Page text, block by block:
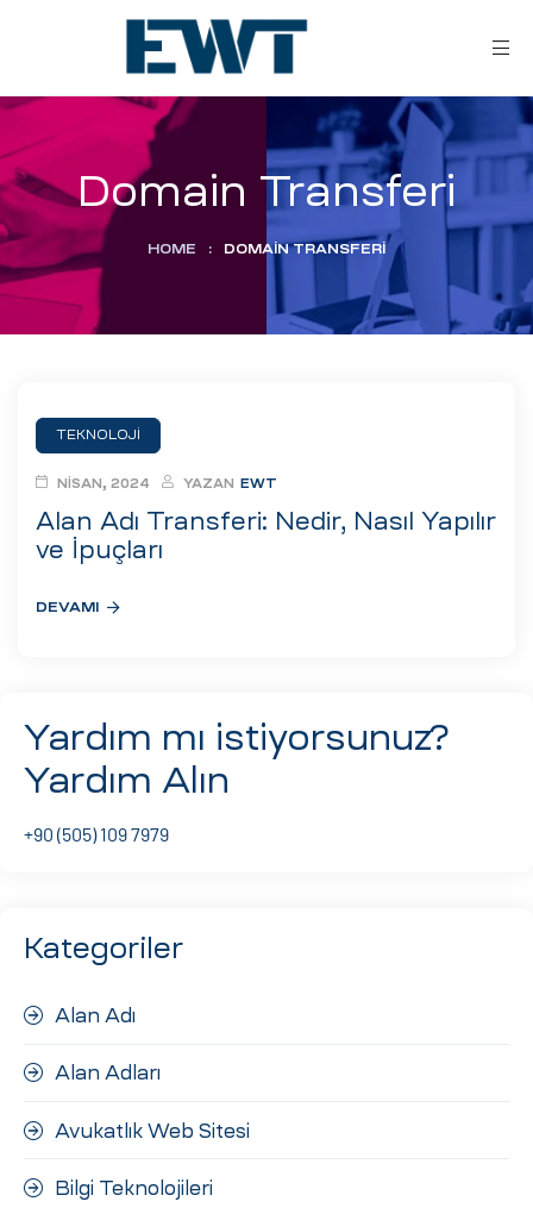
Domain Transferi
HOME : DOMAIN TRANSFERI
TEKNOLOJI
Alan Adı Transferi: Nedir, Nasıl Yapılır
ve İpuçları
NISAN, 2024 YAZAN EWT
DEVAMI
Yardım mı istiyorsunuz?
Yardım Alın
+90 (505) 109 7979
Kategoriler
Alan Adı
Alan Adları
Avukatlık Web Sitesi
Bilgi Teknolojileri